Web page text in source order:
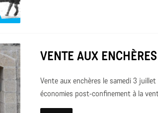
VENTE AUX ENCHÈRES
Vente aux enchères le samedi 3
économies post-confinement à la